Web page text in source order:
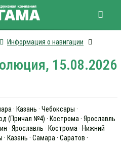
Информация о навигации
15.08.2026
· Казань · Чебоксары ·
(Причал №4) · Кострома · Ярославль
· Ярославль · Кострома · Нижний
Казань · Самара · Саратов ·